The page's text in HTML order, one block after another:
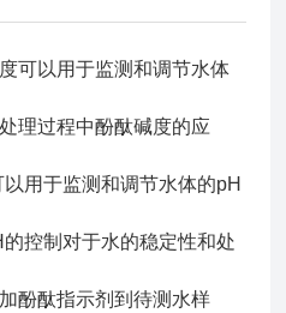
可以用于监测和调节水体
理过程中酚酞碱度的应
用于监测和调节水体的pH
控制对于水的稳定性和处
酚酞指示剂到待测水样